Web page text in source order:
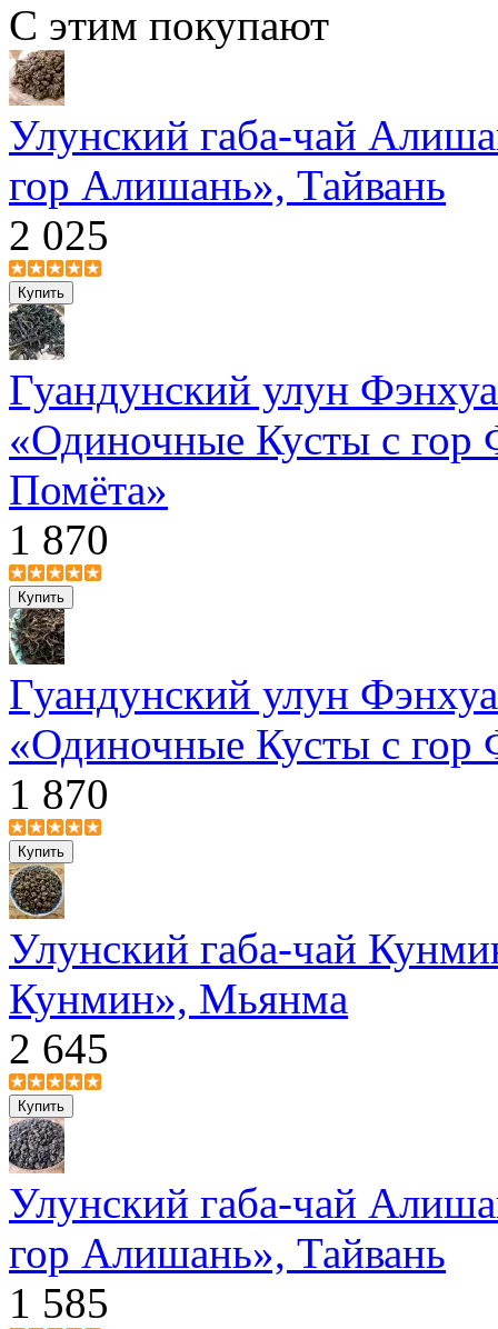
С этим покупают
Улунский габа-чай
гор Алишань», Тайвань
2 025
Гуандунский улун
«Одиночные Кусты с гор
Помёта»
1 870
Гуандунский улун
«Одиночные Кусты с
1 870
Улунский габа-чай
Кунмин», Мьянма
2 645
Улунский габа-чай
гор Алишань», Тайвань
1 585